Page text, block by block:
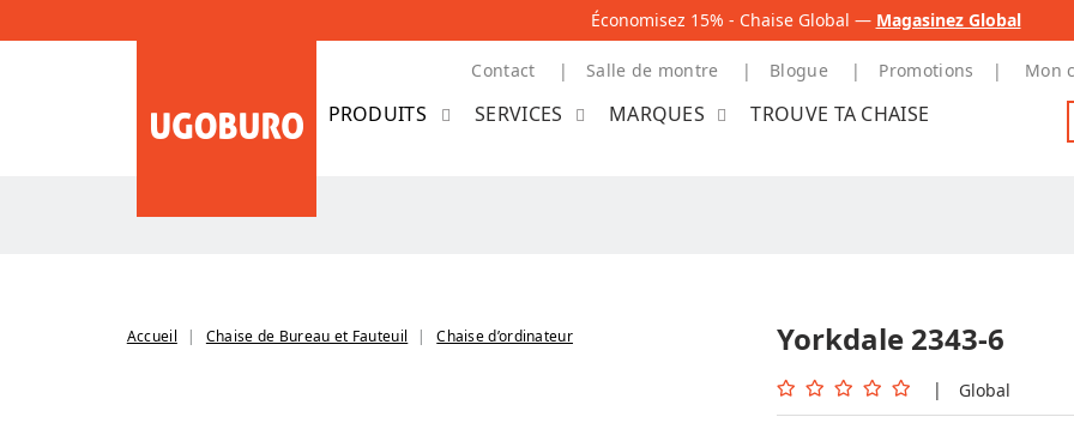
Économisez 15% - Chaise Global — Magasinez Global
Contact Salle de montre Blogue Promotions Mon
SERVICES
MARQUES TROUVE TA CHAISE
Accueil Chaise de Bureau et Fauteuil Chaise d’ordinateur Yorkdale 2343-6
| Global